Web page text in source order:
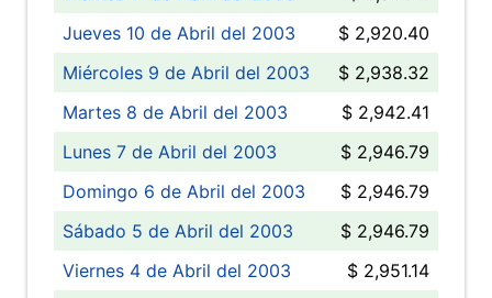
Jueves 10 de Abril del 2003
$ 2,920.40
Miércoles 9 de Abril del 2003
$ 2,938.32
Martes 8 de Abril del 2003
$ 2,942.41
Lunes 7 de Abril del 2003
$ 2,946.79
Domingo 6 de Abril del 2003
$ 2,946.79
Sábado 5 de Abril del 2003
$ 2,946.79
Viernes 4 de Abril del 2003
$ 2,951.14